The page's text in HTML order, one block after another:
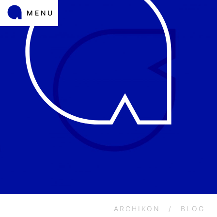
MENU
ARCHIKON / BLOG